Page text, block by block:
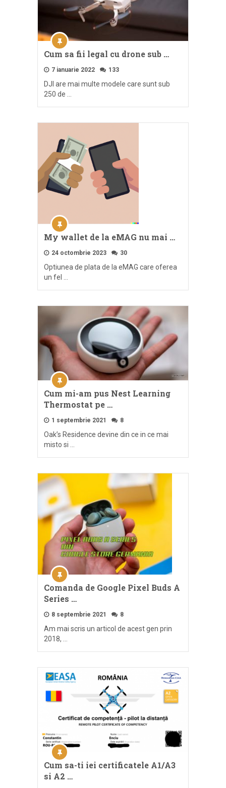
Cum sa fii legal cu drone sub …
7 ianuarie 2022 133
DJI are mai multe modele care sunt sub
250 de …
My wallet de la eMAG nu mai …
24 octombrie 2023 30
Optiunea de plata de la eMAG care oferea
un fel …
Cum mi-am pus Nest Learning
Thermostat pe …
1 septembrie 2021 8
Oak’s Residence devine din ce in ce mai
misto si …
Comanda de Google Pixel Buds A
Series …
8 septembrie 2021 8
Am mai scris un articol de acest gen prin
2018, …
Cum sa-ti iei certificatele A1/A3
si A2 …